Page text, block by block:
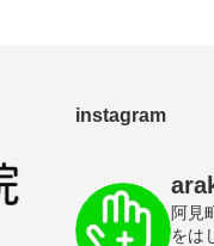
instagram
阿見
をは